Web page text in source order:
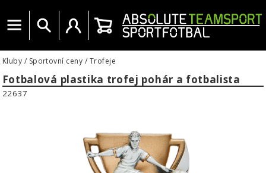
Menu Vyhledat Uživatelský účet
Košík
Kluby / Sportovní ceny / Trofeje
Fotbalová plastika trofej pohár a fotbalista
22637